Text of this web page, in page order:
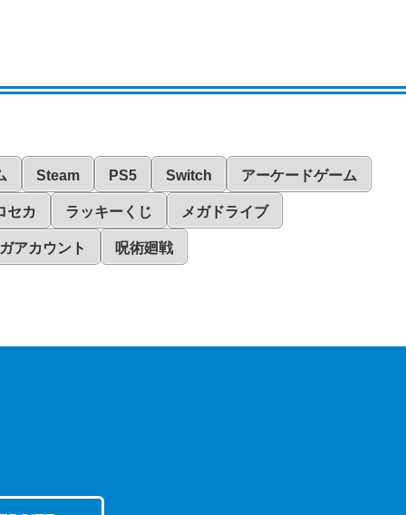
Steam PS5 Switch アーケードゲーム
セカ ラッキーくじ メガドライブ
アカウント 呪術廻戦